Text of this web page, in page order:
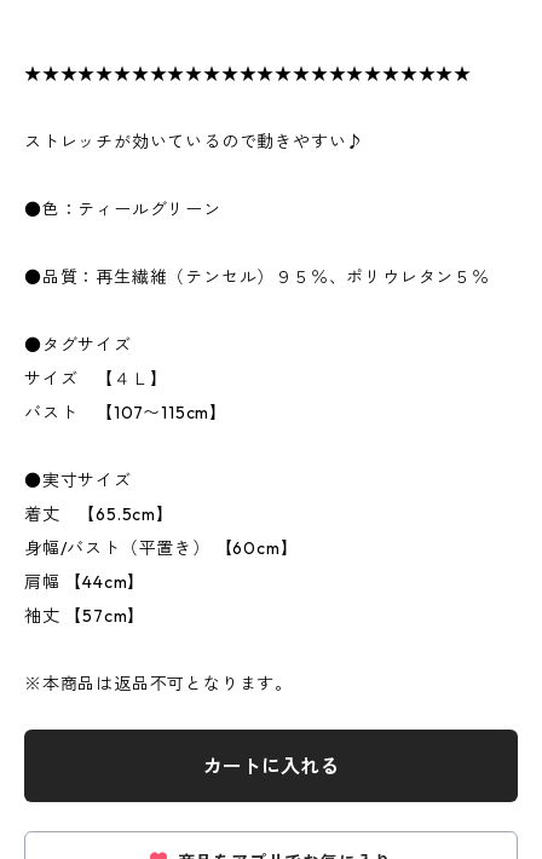
★★★★★★★★★★★★★★★★★★★★★★★★★
ストレッチが効いているので動きやすい♪
●色：ティールグリーン
●品質：再生繊維（テンセル）９５％、ポリウレタン５％
●タグサイズ
サイズ 【４Ｌ】
バスト 【107〜115cm】
●実寸サイズ
着丈 【65.5cm】
身幅/バスト（平置き） 【60cm】
肩幅 【44cm】
袖丈 【57cm】
※本商品は返品不可となります。
カートに入れる